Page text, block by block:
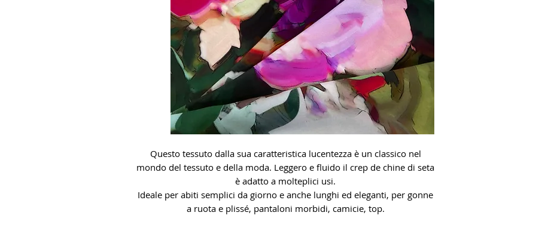
Questo tessuto dalla sua caratteristica lucentezza è un classico nel
mondo del tessuto e della moda. Leggero e fluido il crep de chine di seta
è adatto a molteplici usi.
Ideale per abiti semplici da giorno e anche lunghi ed eleganti, per gonne
a ruota e plissé, pantaloni morbidi, camicie, top.